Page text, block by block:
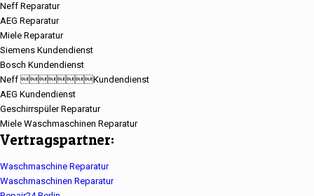
Neff Reparatur
AEG Reparatur
Miele Reparatur
Siemens Kundendienst
Bosch Kundendienst
Neff Kundendienst
AEG Kundendienst
Geschirrspüler Reparatur
Miele Waschmaschinen Reparatur
Vertragspartner:
Waschmaschine Reparatur
Waschmaschinen Reparatur